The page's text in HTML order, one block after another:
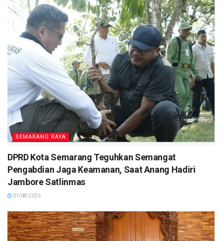
SEMARANG RAYA
DPRD Kota Semarang Teguhkan Semangat
Pengabdian Jaga Keamanan, Saat Anang Hadiri
Jambore Satlinmas
01/08/2026